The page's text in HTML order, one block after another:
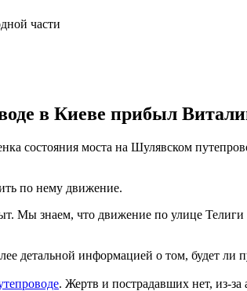
части
в Киеве прибыл
состояния моста на Шулявском
по нему движение.
Мы знаем, что движение по улице Телиги
детальной информацией о том, будет
. Жертв и пострадавших нет, из-за